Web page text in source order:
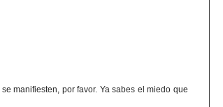
manifiesten, por favor. Ya sabes el miedo que